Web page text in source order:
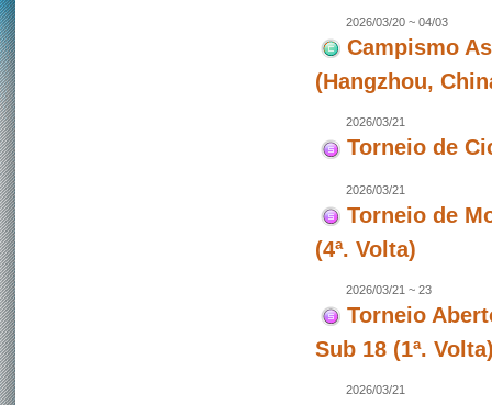
2026/03/20 ~ 04/03
Campismo
(Hangzhou,
2026/03/21
Torneio de
2026/03/21
Torneio de
(4ª. Volta)
2026/03/21 ~ 23
Torneio
Sub 18 (1ª.
2026/03/21